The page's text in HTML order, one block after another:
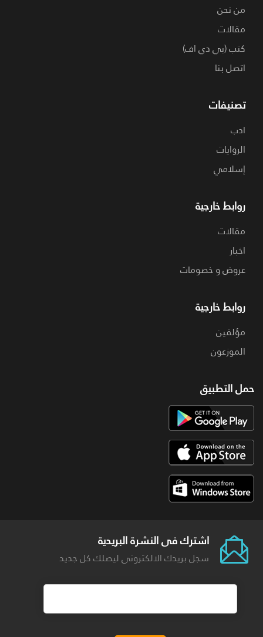
من نحن
مقالات
كتب (بي دي اف)
اتصل بنا
تصنيفات
ادب
الروايات
إسلامي
روابط خارجية
مقالات
اخبار
عروض و خصومات
روابط خارجية
مؤلفين
الموزعون
حمل التطبيق
اشترك فى النشرة البريدية
سجل بريدك الالكترونى ليصلك كل جديد